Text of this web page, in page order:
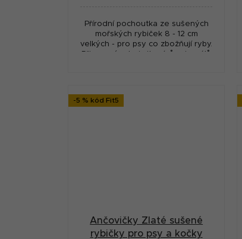
Přírodní pochoutka ze sušených
mořských rybiček 8 - 12 cm
velkých - pro psy co zbožňují ryby.
Přirozený zdroj vitamínů, minerálů
-5 % kód Fit5
Ančovičky Zlaté sušené
rybičky pro psy a kočky